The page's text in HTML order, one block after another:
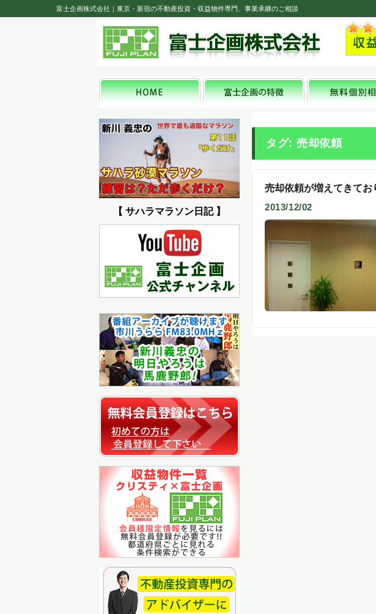
富士企画株式会社｜東京・新宿の不動産投資・収益物件専門、事業承継のご相談
タグ: 売却依頼
売却依頼が増えてきてお
2013/12/02
【 サハラマラソン日記 】